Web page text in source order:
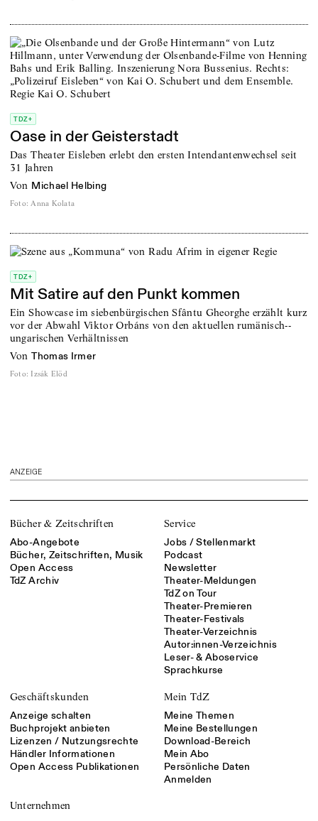
TDZ+
Oase in der Geisterstadt
Das Theater Eisleben erlebt den ersten Intendantenwechsel seit
31 Jahren
von Michael Helbing
Foto: Anna Kolata
TDZ+
Mit Satire auf den Punkt kommen
Ein Showcase im siebenbürgischen ­Sfântu Gheorghe erzählt kurz
vor der Abwahl ­Viktor Orbáns von den aktuellen rumänisch-­
ungarischen Verhältnissen
von Thomas Irmer
Foto: Izsák Elöd
ANZEIGE
Bücher & Zeitschriften
Abo-Angebote
Bücher, Zeitschriften, Musik
Open Access
TdZ Archiv
Service
Jobs / Stellenmarkt
Podcast
Newsletter
Theater-Meldungen
TdZ on Tour
Theater-Premieren
Theater-Festivals
Theater-Verzeichnis
Autor:innen-Verzeichnis
Leser- & Aboservice
Sprachkurse
Geschäftskunden
Anzeige schalten
Buchprojekt anbieten
Lizenzen / Nutzungsrechte
Händler Informationen
Open Access Publikationen
Mein TdZ
Meine Themen
Meine Bestellungen
Download-Bereich
Mein Abo
Persönliche Daten
Anmelden
Unternehmen